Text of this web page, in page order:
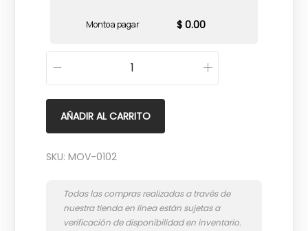
Monto a pagar $ 0.00
e
c
o
a
c
AÑADIR AL CARRITO
SKU:MOV-0102